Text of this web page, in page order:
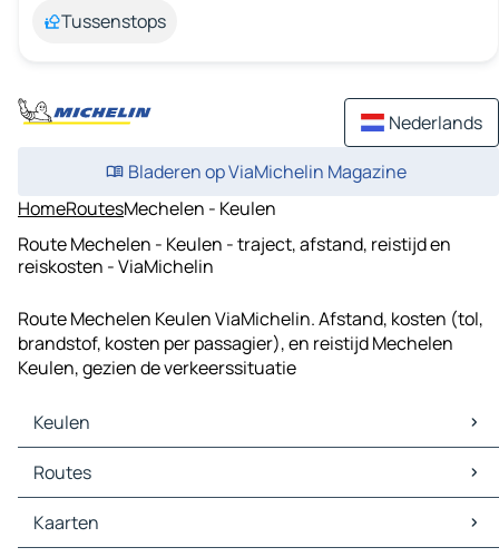
Tussenstops
Nederlands
Bladeren op ViaMichelin Magazine
HomeRoutesMechelen - Keulen
Route Mechelen - Keulen - traject, afstand, reistijd en
reiskosten - ViaMichelin
Route Mechelen Keulen ViaMichelin. Afstand, kosten (tol,
brandstof, kosten per passagier), en reistijd Mechelen
Keulen, gezien de verkeerssituatie
Keulen
Keulen Kaarten
Keulen Verkeer
Keulen Hotels
Keulen Restaurants
Routes
Routes Keulen - Düsseldorf
Routes Keulen - Essen
Kaarten